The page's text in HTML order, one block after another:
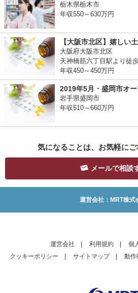
栃木県栃木市
年収550～630万円
【大阪市北区】嬉し
大阪府大阪市北区
天神橋筋六丁目駅より徒
年収450～450万円
2019年5月・盛岡市オ
岩手県盛岡市
年収510～660万円
気になることは、お気軽にご
メールで相談
運営会社：MRT株式
運営会社 利用規約
個
クッキーポリシー
サイトマップ| 動作